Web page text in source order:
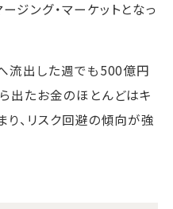
ジング・マーケットとなっ
流出した週でも500億円
出たお金のほとんどはキ
り、リスク回避の傾向が強